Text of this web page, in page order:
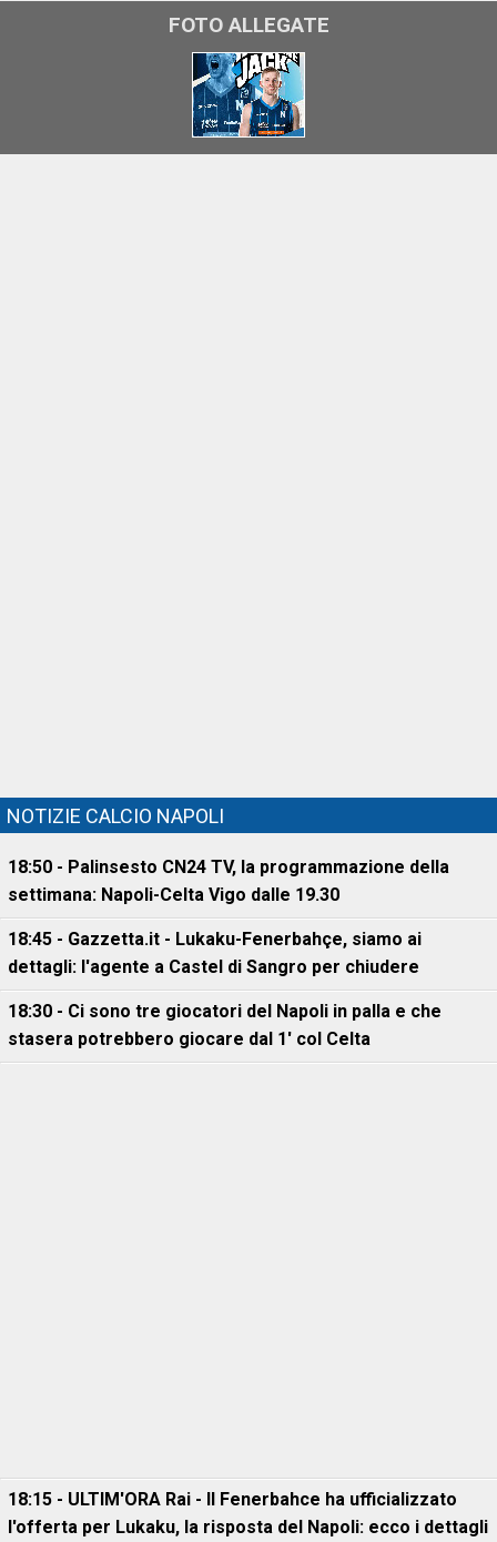
FOTO ALLEGATE
NOTIZIE CALCIO NAPOLI
18:50 - Palinsesto CN24 TV, la programmazione della
settimana: Napoli-Celta Vigo dalle 19.30
18:45 - Gazzetta.it - Lukaku-Fenerbahçe, siamo ai
dettagli: l'agente a Castel di Sangro per chiudere
18:30 - Ci sono tre giocatori del Napoli in palla e che
stasera potrebbero giocare dal 1' col Celta
18:15 - ULTIM'ORA Rai - Il Fenerbahce ha ufficializzato
l'offerta per Lukaku, la risposta del Napoli: ecco i dettagli